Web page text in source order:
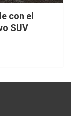
con el
SUV